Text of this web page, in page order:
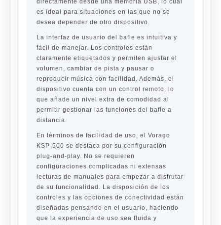
es ideal para situaciones en las que no se
desea depender de otro dispositivo.
La interfaz de usuario del bafle es intuitiva y
fácil de manejar. Los controles están
claramente etiquetados y permiten ajustar el
volumen, cambiar de pista y pausar o
reproducir música con facilidad. Además, el
dispositivo cuenta con un control remoto, lo
que añade un nivel extra de comodidad al
permitir gestionar las funciones del bafle a
distancia.
En términos de facilidad de uso, el Vorago
KSP-500 se destaca por su configuración
plug-and-play. No se requieren
configuraciones complicadas ni extensas
lecturas de manuales para empezar a disfrutar
de su funcionalidad. La disposición de los
controles y las opciones de conectividad están
diseñadas pensando en el usuario, haciendo
que la experiencia de uso sea fluida y